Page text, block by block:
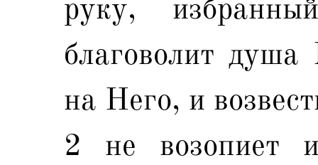
руку,
благоволит
на Него, и
2 не возопиет